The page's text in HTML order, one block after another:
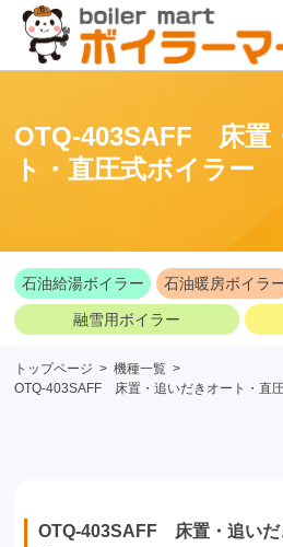
OTQ-403SAFF 床置
ト・直圧式ボイラー
石油給湯ボイラー 石油暖房ボイラ
融雪用ボイラー
トップページ > 機種一覧 >
OTQ-403SAFF 床置・追いだきオート・直
OTQ-403SAFF 床置・追いだ